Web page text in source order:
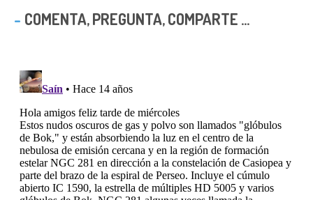
COMENTA, PREGUNTA, COMPARTE ...